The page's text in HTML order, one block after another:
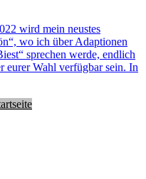
wird mein neustes
wo ich über Adaptionen
sprechen werde, endlich
eurer Wahl verfügbar sein. In